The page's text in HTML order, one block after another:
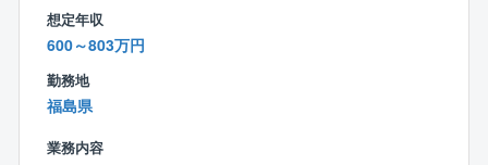
で長期的就業が可能です！
業界トップの管理物件数を誇る大京グループ＆盤石の
オリックスグループ
想定年収
600～803万円
勤務地
福島県
業務内容